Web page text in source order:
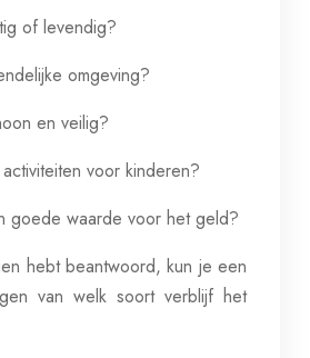
of levendig?
omgeving?
en veilig?
voor kinderen?
goede waarde voor het geld?
hebt beantwoord, kun je een
van welk soort verblijf het